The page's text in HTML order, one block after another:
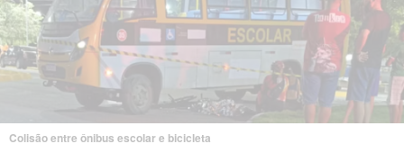
Colisão entre ônibus escolar e bicicleta